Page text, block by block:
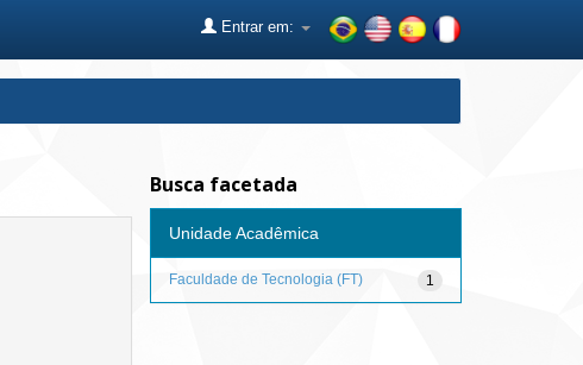
Entrar em:
Busca facetada
Unidade Acadêmica
1
Faculdade de Tecnologia (FT)